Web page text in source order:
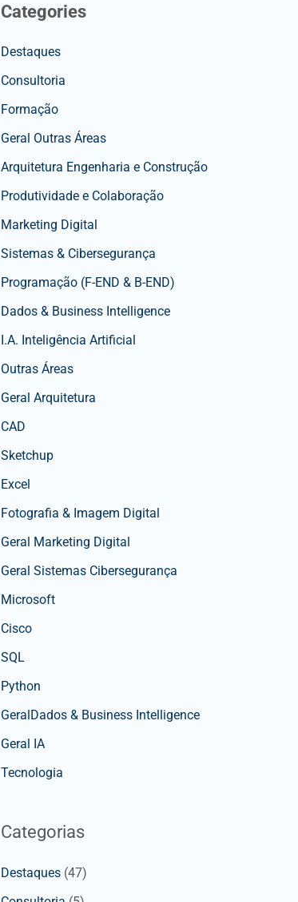
Categories
Destaques
Consultoria
Formação
Geral Outras Áreas
Arquitetura Engenharia e Construção
Produtividade e Colaboração
Marketing Digital
Sistemas & Cibersegurança
Programação (F-END & B-END)
Dados & Business Intelligence
I.A. Inteligência Artificial
Outras Áreas
Geral Arquitetura
CAD
Sketchup
Excel
Fotografia & Imagem Digital
Geral Marketing Digital
Geral Sistemas Cibersegurança
Microsoft
Cisco
SQL
Python
GeralDados & Business Intelligence
Geral IA
Tecnologia
Categorias
Destaques (47)